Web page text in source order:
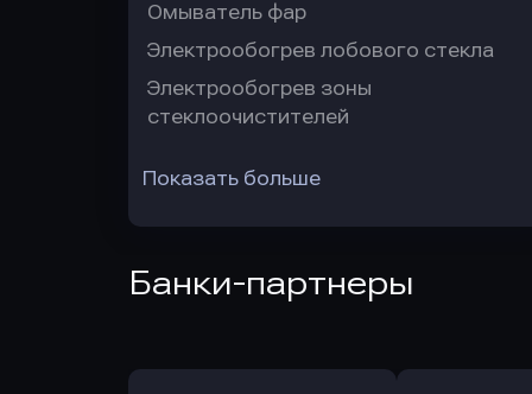
Омыватель фар
Электрообогрев лобового стекла
Электрообогрев зоны
стеклоочистителей
Показать больше
Банки-партнеры